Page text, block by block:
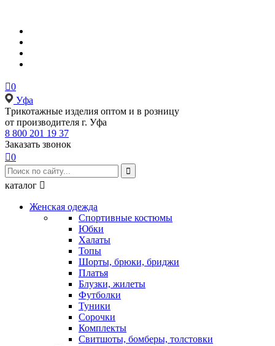
0
Уфа
Tрикотажные изделия оптом и в розницу
от производителя г. Уфа
8 800 201 19 37
Заказать звонок
0

каталог 
Женская одежда
Спортивные костюмы
Юбки
Халаты
Топы
Шорты, брюки, бриджи
Платья
Блузки, жилеты
Футболки
Туники
Сорочки
Комплекты
Свитшоты, бомберы, толстовки